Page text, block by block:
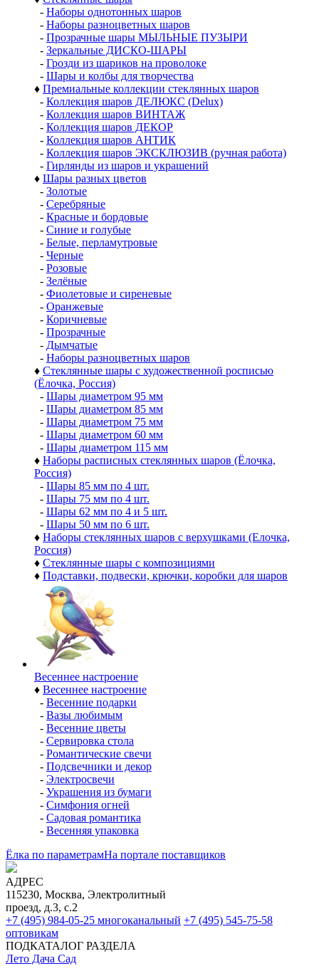
- Наборы однотонных шаров
- Наборы разноцветных шаров
- Прозрачные шары МЫЛЬНЫЕ ПУЗЫРИ
- Зеркальные ДИСКО-ШАРЫ
- Грозди из шариков на проволоке
- Шары и колбы для творчества
♦ Премиальные коллекции стеклянных шаров
- Коллекция шаров ДЕЛЮКС (Delux)
- Коллекция шаров ВИНТАЖ
- Коллекция шаров ДЕКОР
- Коллекция шаров АНТИК
- Коллекция шаров ЭКСКЛЮЗИВ (ручная работа)
- Гирлянды из шаров и украшений
♦ Шары разных цветов
- Золотые
- Серебряные
- Красные и бордовые
- Синие и голубые
- Белые, перламутровые
- Черные
- Розовые
- Зелёные
- Фиолетовые и сиреневые
- Оранжевые
- Коричневые
- Прозрачные
- Дымчатые
- Наборы разноцветных шаров
♦ Стеклянные шары с художественной росписью
(Ёлочка, Россия)
- Шары диаметром 95 мм
- Шары диаметром 85 мм
- Шары диаметром 75 мм
- Шары диаметром 60 мм
- Шары диаметром 115 мм
♦ Наборы расписных стеклянных шаров (Ёлочка,
Россия)
- Шары 85 мм по 4 шт.
- Шары 75 мм по 4 шт.
- Шары 62 мм по 4 и 5 шт.
- Шары 50 мм по 6 шт.
♦ Наборы стеклянных шаров с верхушками (Елочка,
Россия)
♦ Стеклянные шары с композициями
♦ Подставки, подвески, крючки, коробки для шаров
Весеннее настроение
♦ Весеннее настроение
- Весенние подарки
- Вазы любимым
- Весенние цветы
- Сервировка стола
- Романтические свечи
- Подсвечники и декор
- Электросвечи
- Украшения из бумаги
- Симфония огней
- Садовая романтика
- Весенняя упаковка
Ёлка по параметрамНа портале поставщиков
АДРЕС
115230, Москва, Электролитный
проезд, д.3, с.2
+7 (495) 984-05-25 многоканальный +7 (495) 545-75-58
оптовикам
ПОДКАТАЛОГ РАЗДЕЛА
Лето Дача Сад